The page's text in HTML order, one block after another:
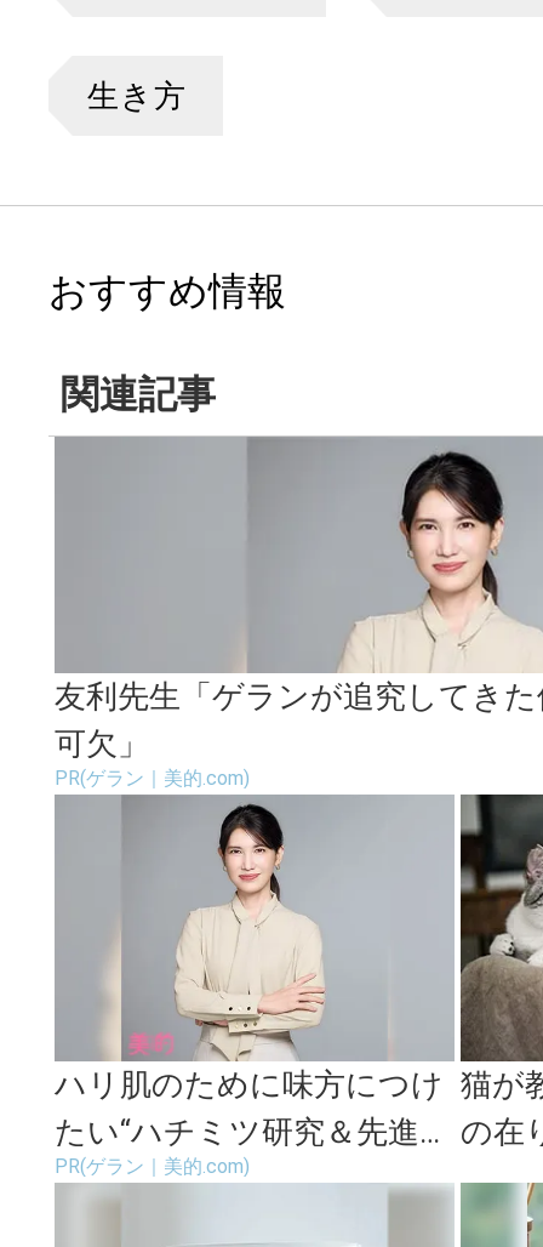
生き方
おすすめ情報
関連記事
友利先生「ゲランが追究してき
可欠」
PR(ゲラン｜美的.com)
ハリ肌のために味方につけ
たい“ハチミツ研究＆先進サ
イエンス”
PR(ゲラン｜美的.com)
猫が
の在
松本